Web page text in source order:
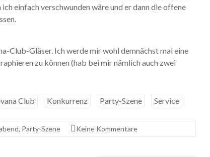
einfach verschwunden wäre und er dann die offene
Club-Gläser. Ich werde mir wohl demnächst mal eine
zu können (hab bei mir nämlich auch zwei
Club Konkurrenz Party-Szene Service
, Party-Szene Keine Kommentare